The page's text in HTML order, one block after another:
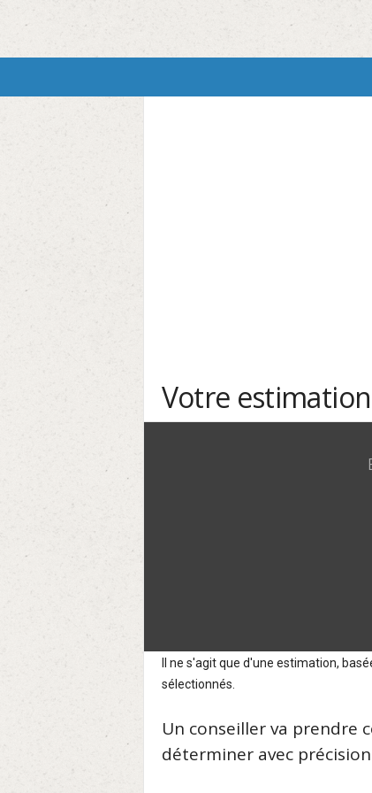
Votre
Il ne s'agit que d'une estimation,
sélectionnés.
Un conseiller va prendre
déterminer avec